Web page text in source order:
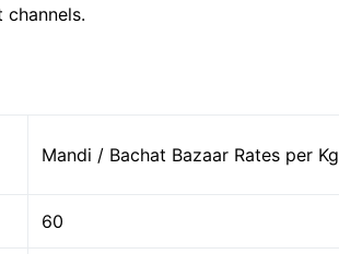
Mandi / Bachat Bazaar Rates per Kg
60